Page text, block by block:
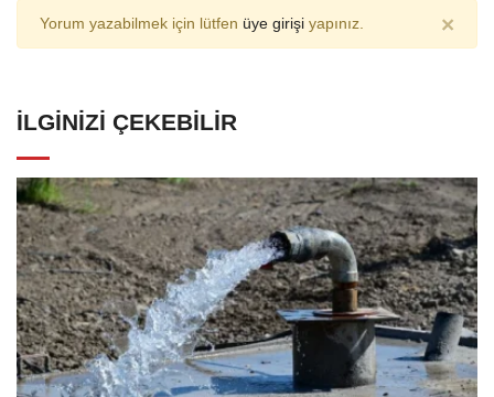
Yorum yazabilmek için lütfen üye girişi yapınız. ×
İLGINIZI ÇEKEBILIR